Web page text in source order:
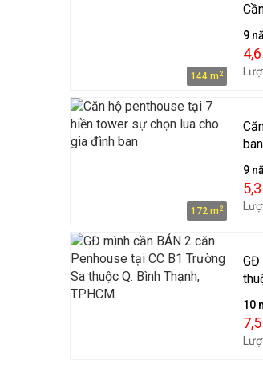
144 m 2
9
172 m 2
ban
9
GĐ
10